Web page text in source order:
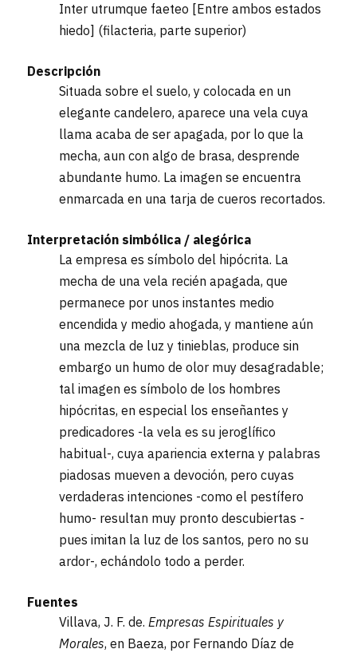
Inter utrumque faeteo [Entre ambos estados
hiedo] (filacteria, parte superior)
Descripción
Situada sobre el suelo, y colocada en un
elegante candelero, aparece una vela cuya
llama acaba de ser apagada, por lo que la
mecha, aun con algo de brasa, desprende
abundante humo. La imagen se encuentra
enmarcada en una tarja de cueros recortados.
Interpretación simbólica / alegórica
La empresa es símbolo del hipócrita. La
mecha de una vela recién apagada, que
permanece por unos instantes medio
encendida y medio ahogada, y mantiene aún
una mezcla de luz y tinieblas, produce sin
embargo un humo de olor muy desagradable;
tal imagen es símbolo de los hombres
hipócritas, en especial los enseñantes y
predicadores -la vela es su jeroglífico
habitual-, cuya apariencia externa y palabras
piadosas mueven a devoción, pero cuyas
verdaderas intenciones -como el pestífero
humo- resultan muy pronto descubiertas -
pues imitan la luz de los santos, pero no su
ardor-, echándolo todo a perder.
Fuentes
Villava, J. F. de. Empresas Espirituales y
Morales, en Baeza, por Fernando Díaz de